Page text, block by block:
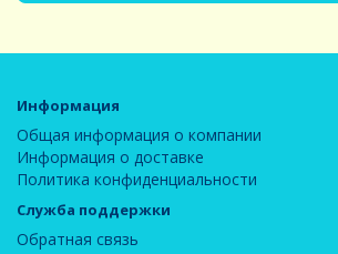
Информация
Общая информация о компании
Информация о доставке
Политика конфиденциальности
Служба поддержки
Обратная связь